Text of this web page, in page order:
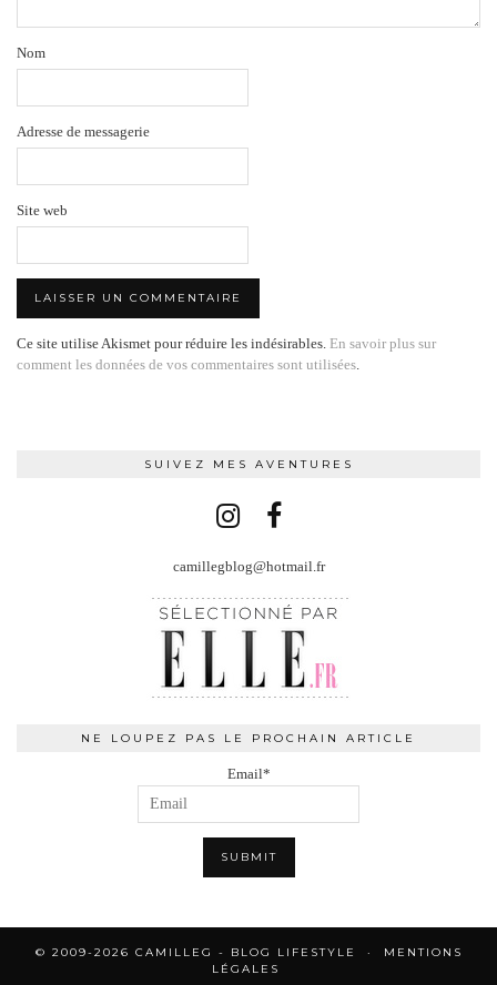
Nom
Adresse de messagerie
Site web
Ce site utilise Akismet pour réduire les indésirables. En savoir plus sur
comment les données de vos commentaires sont utilisées
SUIVEZ MES AVENTURES
camillegblog@hotmail.fr
NE LOUPEZ PAS LE PROCHAIN ARTICLE
Email*
© 2009-2026 CAMILLEG - BLOG LIFESTYLE
MENTIONS
LÉGALES